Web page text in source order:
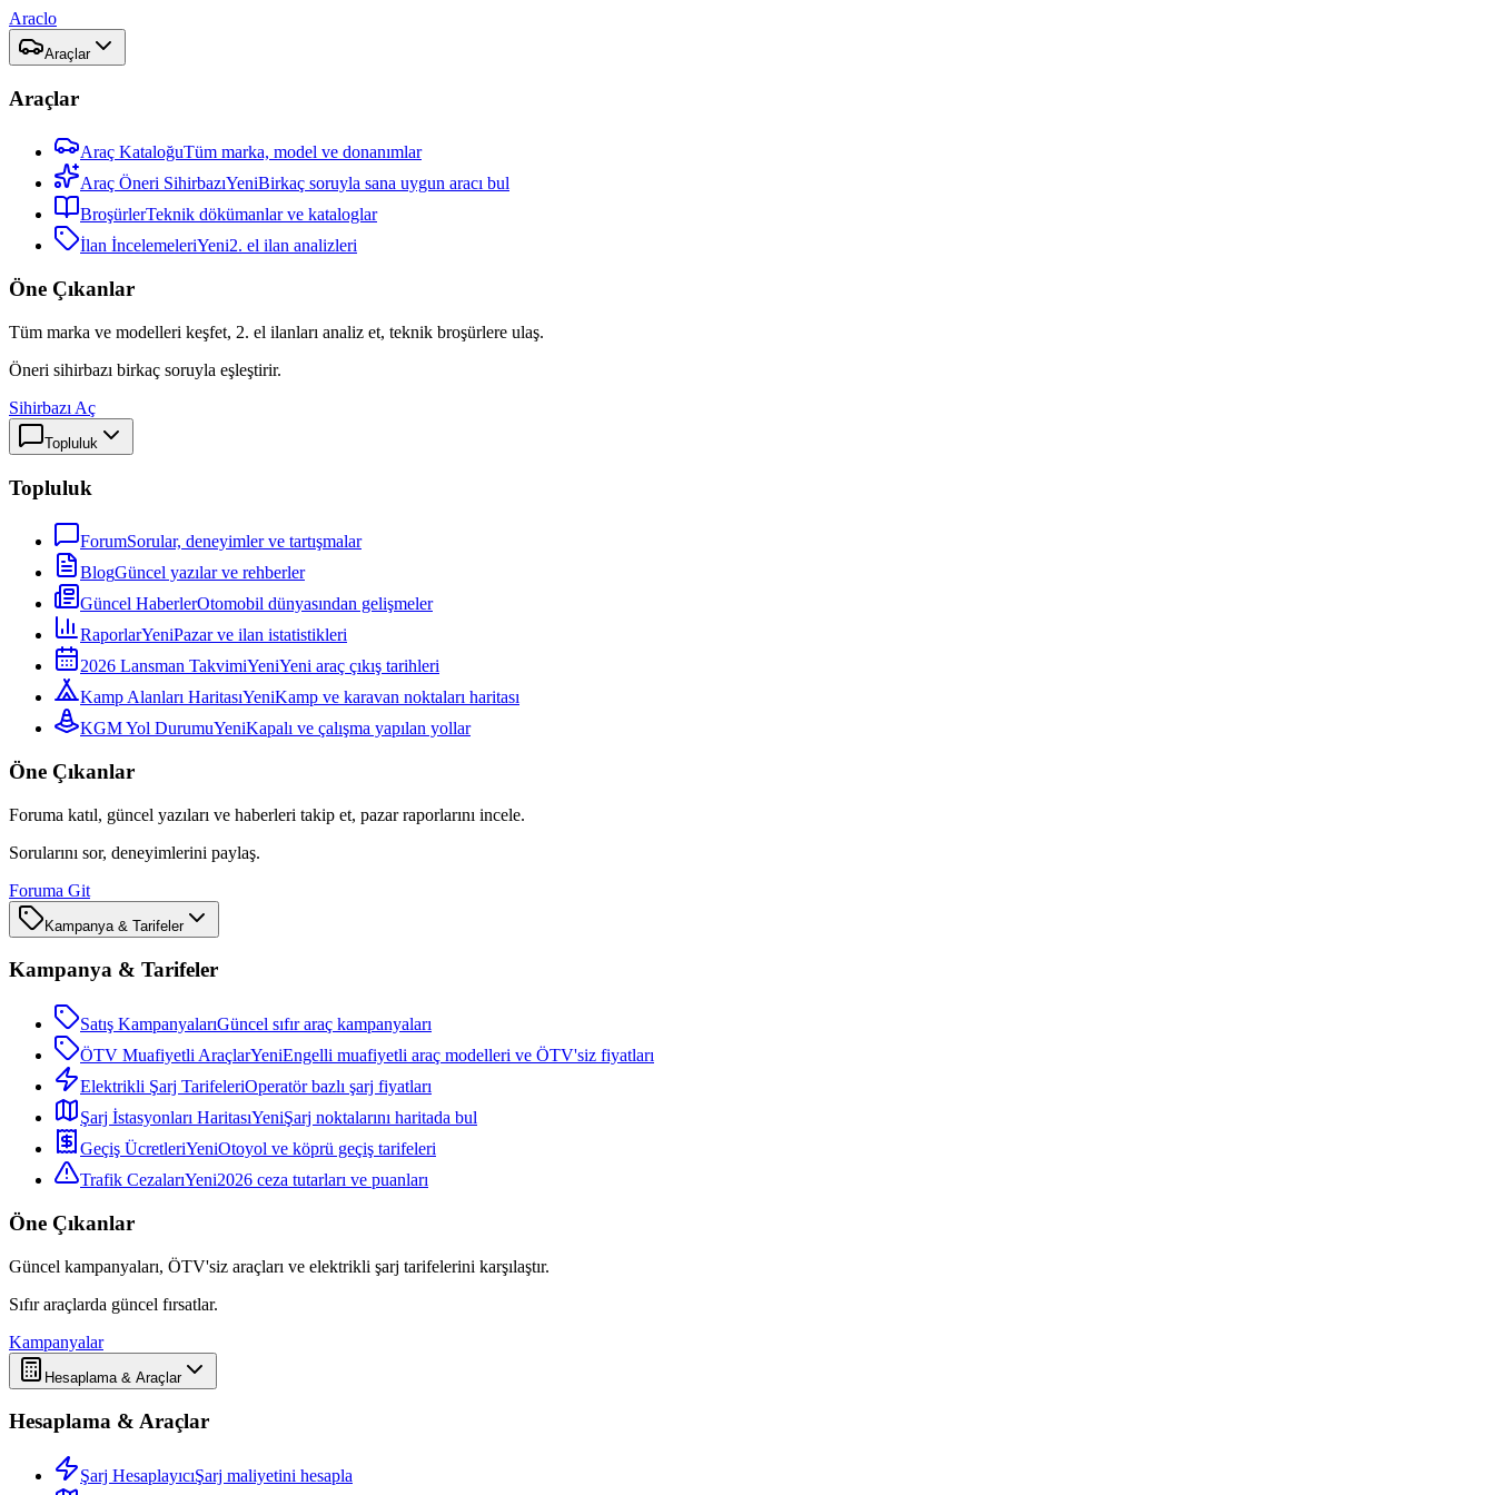
Araclo
Araçlar
Araçlar
Araç KataloğuTüm marka, model ve donanımlar
Araç Öneri SihirbazıYeniBirkaç soruyla sana uygun aracı bul
BroşürlerTeknik dökümanlar ve kataloglar
İlan İncelemeleriYeni2. el ilan analizleri
Öne Çıkanlar
Tüm marka ve modelleri keşfet, 2. el ilanları analiz et, teknik broşürlere ulaş.
Öneri sihirbazı birkaç soruyla eşleştirir.
Sihirbazı Aç
Topluluk
Topluluk
ForumSorular, deneyimler ve tartışmalar
BlogGüncel yazılar ve rehberler
Güncel HaberlerOtomobil dünyasından gelişmeler
RaporlarYeniPazar ve ilan istatistikleri
2026 Lansman TakvimiYeniYeni araç çıkış tarihleri
Kamp Alanları HaritasıYeniKamp ve karavan noktaları haritası
KGM Yol DurumuYeniKapalı ve çalışma yapılan yollar
Öne Çıkanlar
Foruma katıl, güncel yazıları ve haberleri takip et, pazar raporlarını incele.
Sorularını sor, deneyimlerini paylaş.
Foruma Git
Kampanya & Tarifeler
Kampanya & Tarifeler
Satış KampanyalarıGüncel sıfır araç kampanyaları
ÖTV Muafiyetli AraçlarYeniEngelli muafiyetli araç modelleri ve ÖTV'siz fiyatları
Elektrikli Şarj TarifeleriOperatör bazlı şarj fiyatları
Şarj İstasyonları HaritasıYeniŞarj noktalarını haritada bul
Geçiş ÜcretleriYeniOtoyol ve köprü geçiş tarifeleri
Trafik CezalarıYeni2026 ceza tutarları ve puanları
Öne Çıkanlar
Güncel kampanyaları, ÖTV'siz araçları ve elektrikli şarj tarifelerini karşılaştır.
Sıfır araçlarda güncel fırsatlar.
Kampanyalar
Hesaplama & Araçlar
Hesaplama & Araçlar
Şarj HesaplayıcıŞarj maliyetini hesapla